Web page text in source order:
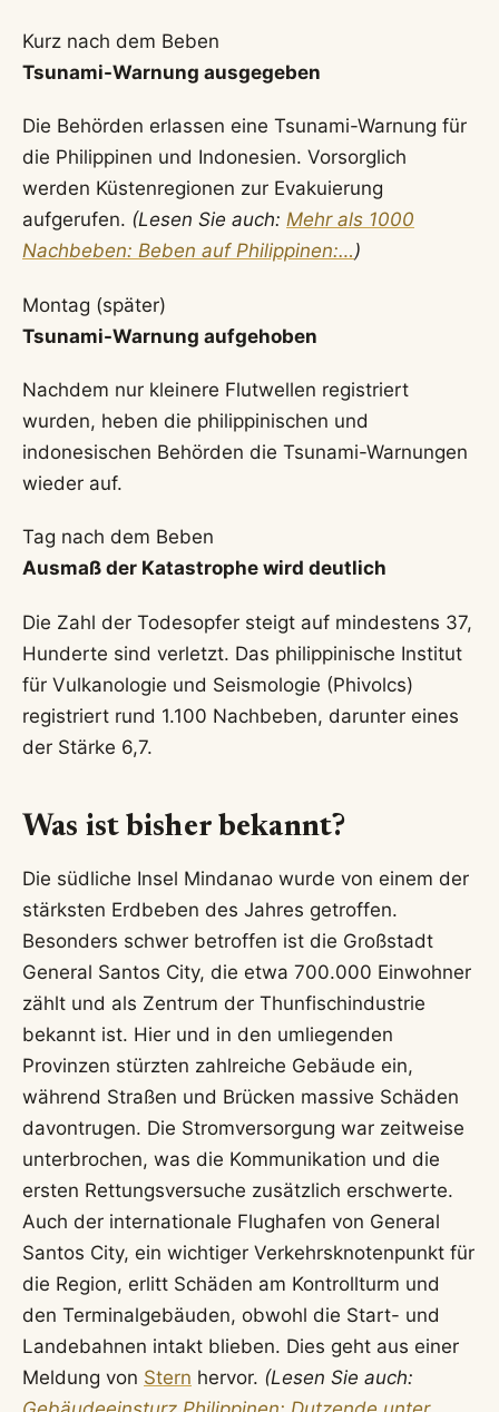
Kurz nach dem Beben
Tsunami-Warnung ausgegeben
Die Behörden erlassen eine Tsunami-Warnung für
die Philippinen und Indonesien. Vorsorglich
werden Küstenregionen zur Evakuierung
aufgerufen. (Lesen Sie auch: Mehr als 1000
Nachbeben: Beben auf Philippinen:…)
Montag (später)
Tsunami-Warnung aufgehoben
Nachdem nur kleinere Flutwellen registriert
wurden, heben die philippinischen und
indonesischen Behörden die Tsunami-Warnungen
wieder auf.
Tag nach dem Beben
Ausmaß der Katastrophe wird deutlich
Die Zahl der Todesopfer steigt auf mindestens 37,
Hunderte sind verletzt. Das philippinische Institut
für Vulkanologie und Seismologie (Phivolcs)
registriert rund 1.100 Nachbeben, darunter eines
der Stärke 6,7.
Was ist bisher bekannt?
Die südliche Insel Mindanao wurde von einem der
stärksten Erdbeben des Jahres getroffen.
Besonders schwer betroffen ist die Großstadt
General Santos City, die etwa 700.000 Einwohner
zählt und als Zentrum der Thunfischindustrie
bekannt ist. Hier und in den umliegenden
Provinzen stürzten zahlreiche Gebäude ein,
während Straßen und Brücken massive Schäden
davontrugen. Die Stromversorgung war zeitweise
unterbrochen, was die Kommunikation und die
ersten Rettungsversuche zusätzlich erschwerte.
Auch der internationale Flughafen von General
Santos City, ein wichtiger Verkehrsknotenpunkt für
die Region, erlitt Schäden am Kontrollturm und
den Terminalgebäuden, obwohl die Start- und
Landebahnen intakt blieben. Dies geht aus einer
Meldung von Stern hervor. (Lesen Sie auch: